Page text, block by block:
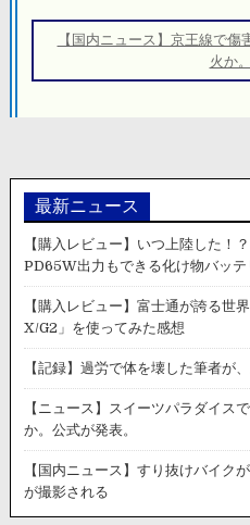
ー 【国内ニュース】京王線で
火か
最新ニュース
【購入レビュー】いつ上陸した！
PD65W出力もできる化け物バッテ
【購入レビュー】富士通が誇る
X/G2」を使ってみた感想
【記録】過労で体を壊した筆者が
【ニュース】スイーツパラダイス
か。公式が発表。
【国内ニュース】すり抜けバイク
が撮影される